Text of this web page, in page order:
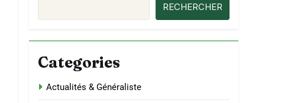
RECHERCHER
Categories
Actualités & Généraliste